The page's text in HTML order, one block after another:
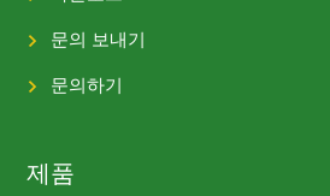
문의 보내기
문의하기
제품